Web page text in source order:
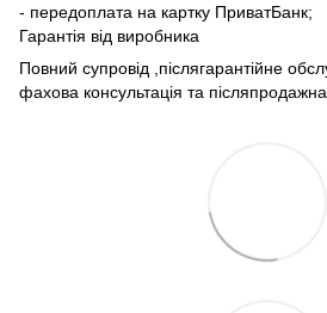
- передоплата на картку ПриватБанк;
Гарантія від виробника
Повний супровід ,післягарантійне
фахова консультація та